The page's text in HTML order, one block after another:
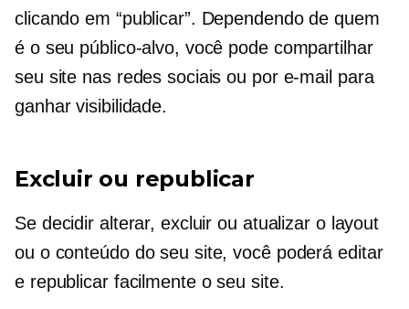
clicando em “publicar”. Dependendo de quem
é o seu público-alvo, você pode compartilhar
seu site nas redes sociais ou por e-mail para
ganhar visibilidade.
Excluir ou republicar
Se decidir alterar, excluir ou atualizar o layout
ou o conteúdo do seu site, você poderá editar
e republicar facilmente o seu site.